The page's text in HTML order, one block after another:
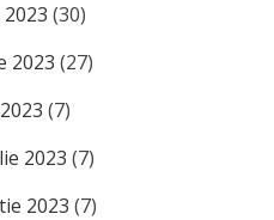
(30)
2023 (27)
(7)
2023 (7)
2023 (7)